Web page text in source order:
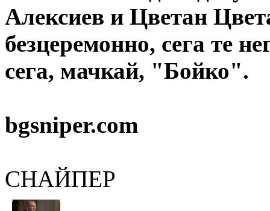
Алексиев и Цветан
безцеремонно, сега те
сега, мачкай, "Бойко".
bgsniper.com
СНАЙПЕР